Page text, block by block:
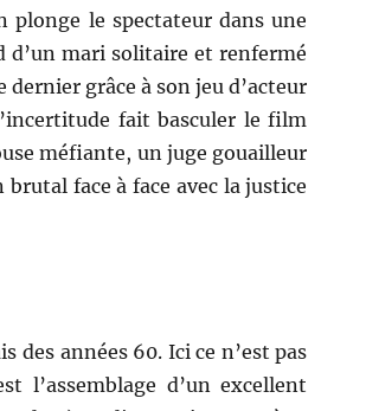
plonge le spectateur dans une
d’un mari solitaire et renfermé
grâce à son jeu d’acteur
fait basculer le film
méfiante, un juge gouailleur
face à face avec la justice
années 60. Ici ce n’est pas
l’assemblage d’un excellent